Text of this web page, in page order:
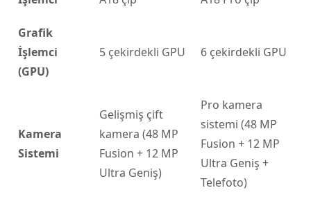
Grafik
İşlemci
(GPU)
5 çekirdekli GPU 6 çekirdekli GPU
Kamera
Sistemi
Gelişmiş çift
kamera (48 MP
Fusion + 12 MP
Ultra Geniş)
Pro kamera
sistemi (48 MP
Fusion + 12 MP
Ultra Geniş +
Telefoto)